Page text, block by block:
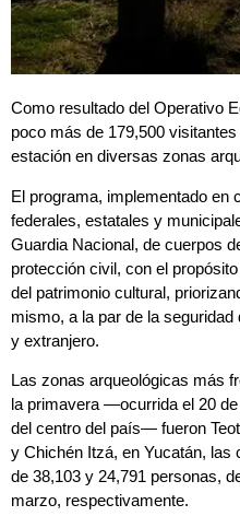
Como resultado del Operativo
poco más de 179,500
estación en diversas zonas
El programa, implementado en
federales, estatales y
Guardia Nacional, de cuerpos
protección civil, con el
del patrimonio cultural,
mismo, a la par de la
y extranjero.
Las zonas arqueológicas más
la primavera —ocurrida el 20
del centro del país— fueron
y Chichén Itzá, en Yucatán, las
de 38,103 y 24,791 personas,
marzo, respectivamente.